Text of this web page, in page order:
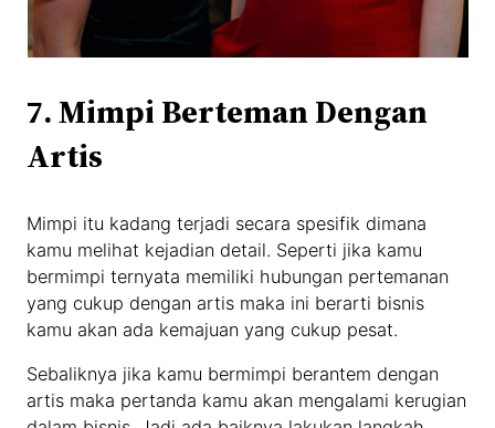
7. Mimpi Berteman Dengan
Artis
Mimpi itu kadang terjadi secara spesifik dimana
kamu melihat kejadian detail. Seperti jika kamu
bermimpi ternyata memiliki hubungan pertemanan
yang cukup dengan artis maka ini berarti bisnis
kamu akan ada kemajuan yang cukup pesat.
Sebaliknya jika kamu bermimpi berantem dengan
artis maka pertanda kamu akan mengalami kerugian